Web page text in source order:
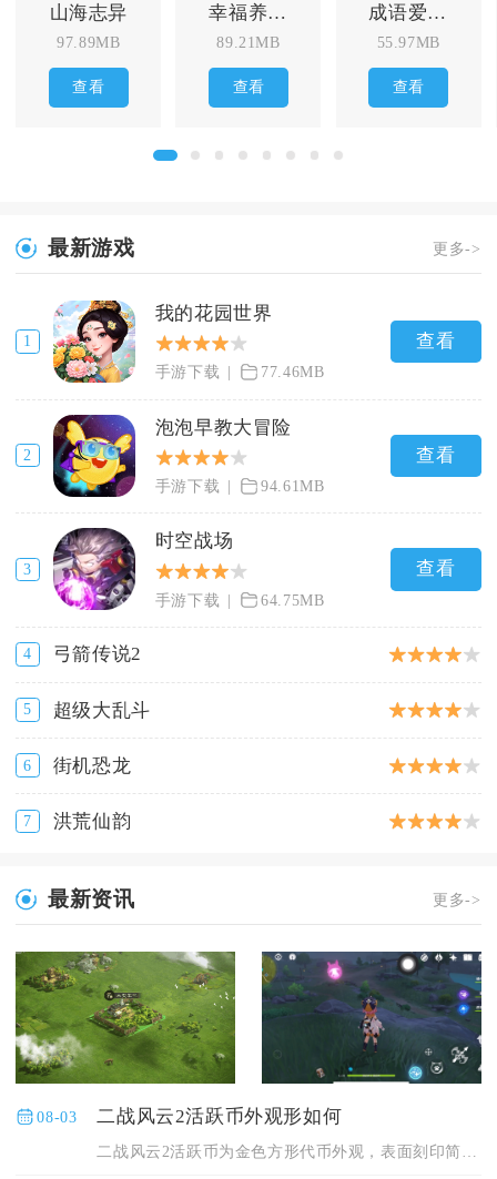
山海志异
97.89MB
查看
幸福养猪场
89.21MB
查看
成语爱答题
55.97MB
查看
最新游戏 更多->
1
我的花园世界
手游下载 77.46MB
查看
2
泡泡早教大冒险
手游下载 94.61MB
查看
3
时空战场
手游下载 64.75MB
查看
4 弓箭传说2
5 超级大乱斗
6 街机恐龙
7 洪荒仙韵
最新资讯 更多->
08-03 二战风云2活跃币外观形如何